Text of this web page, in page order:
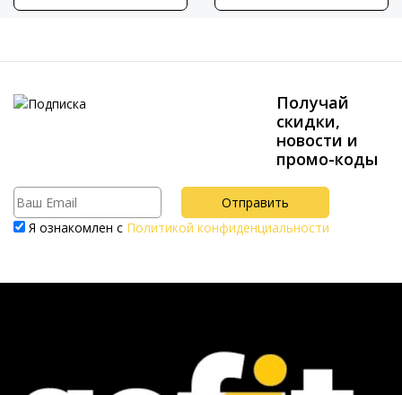
Получай
скидки,
новости и
промо-коды
Я ознакомлен с Политикой конфиденциальности